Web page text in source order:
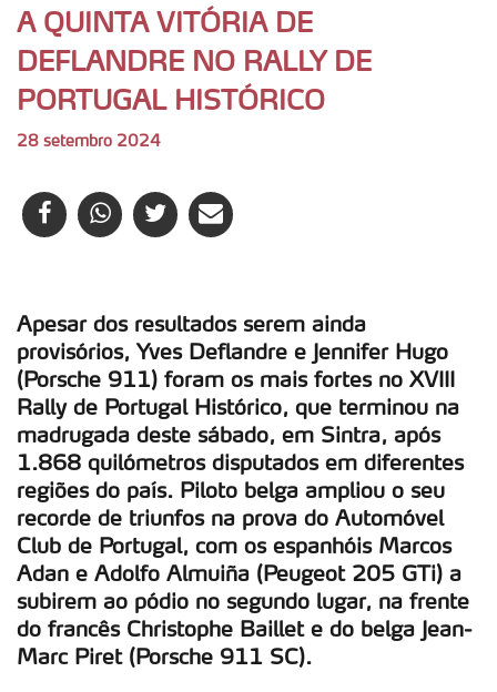
A QUINTA VITÓRIA DE
DEFLANDRE NO RALLY DE
PORTUGAL HISTÓRICO
28 setembro 2024
Apesar dos resultados serem ainda
provisórios, Yves Deflandre e Jennifer Hugo
(Porsche 911) foram os mais fortes no XVIII
Rally de Portugal Histórico, que terminou na
madrugada deste sábado, em Sintra, após
1.868 quilómetros disputados em diferentes
regiões do país. Piloto belga ampliou o seu
recorde de triunfos na prova do Automóvel
Club de Portugal, com os espanhóis Marcos
Adan e Adolfo Almuiña (Peugeot 205 GTi) a
subirem ao pódio no segundo lugar, na frente
do francês Christophe Baillet e do belga Jean-
Marc Piret (Porsche 911 SC).